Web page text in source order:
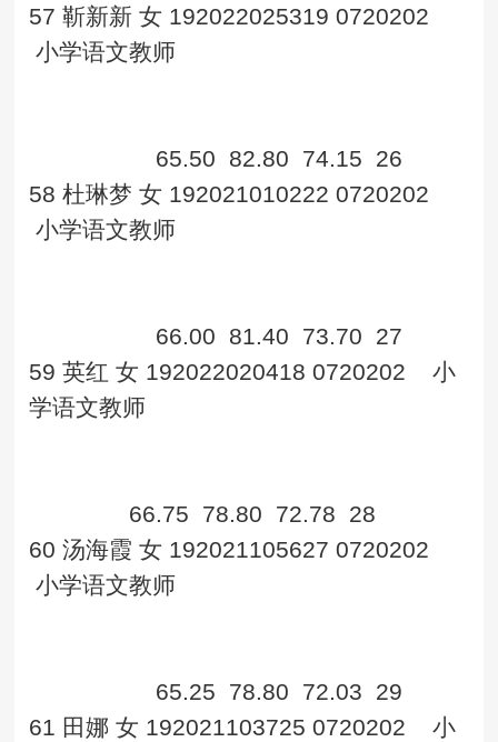
57 靳新新 女 192022025319 0720202
小学语文教师
65.50 82.80 74.15 26
58 杜琳梦 女 192021010222 0720202
小学语文教师
66.00 81.40 73.70 27
59 英红 女 192022020418 0720202
小
学语文教师
66.75 78.80 72.78 28
60 汤海霞 女 192021105627 0720202
小学语文教师
65.25 78.80 72.03 29
61 田娜 女 192021103725 0720202
小